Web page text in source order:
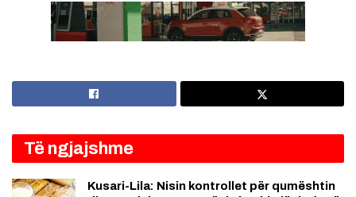
Të ngjajshme
Kusari-Lila: Nisin kontrollet për qumështin